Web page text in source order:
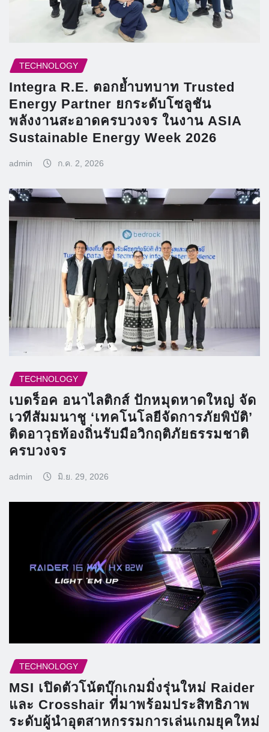
TECHNOLOGY
Integra R.E. ตอกย้ำบทบาท Trusted
Energy Partner ยกระดับโซลูชัน
พลังงานสะอาดครบวงจร ในงาน ASIA
Sustainable Energy Week 2026
admin ก.ค. 2, 2026
TECHNOLOGY
เบดร็อค อนาไลติกส์ ปักหมุดหาดใหญ่ จัด
เวทีสัมมนาชู ‘เทคโนโลยีจัดการภัยพิบัติ’
ติดอาวุธท้องถิ่นรับมือวิกฤติภัยธรรมชาติ
ครบวงจร
admin มิ.ย. 29, 2026
TECHNOLOGY
MSI เปิดตัวโน้ตบุ๊กเกมมิ่งรุ่นใหม่ Raider
และ Crosshair ที่มาพร้อมประสิทธิภาพ
ระดับผู้นำอุตสาหกรรมการเล่นเกมยุคใหม่